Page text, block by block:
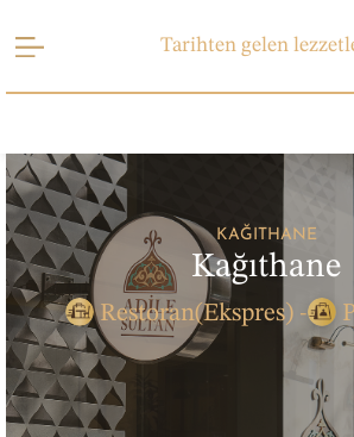
Tarihten gelen
KAĞITHANE
Kağıthane
Restoran(Ekspres) -